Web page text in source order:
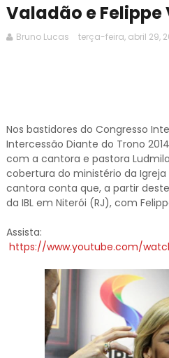
Valadão e
Bruno Lucas terça-feira, abril 29,
Nos bastidores do Congresso
Intercessão Diante do Trono
com a cantora e pastora
cobertura do ministério da Igreja
cantora conta que, a partir
da IBL em Niterói (RJ), com
Assista:
https://www.youtube.com/